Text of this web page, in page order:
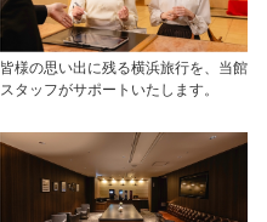
皆様の思い出に残る横浜旅行を、当館
スタッフがサポートいたします。